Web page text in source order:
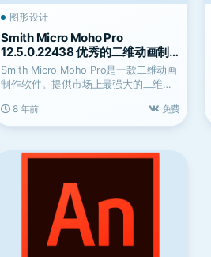
图形设计
Smith Micro Moho Pro
12.5.0.22438 优秀的二维动画制
作软件
Smith Micro Moho Pro是一款二维动画
制作软件。提供市场上最强大的二维索
8 年前
免费